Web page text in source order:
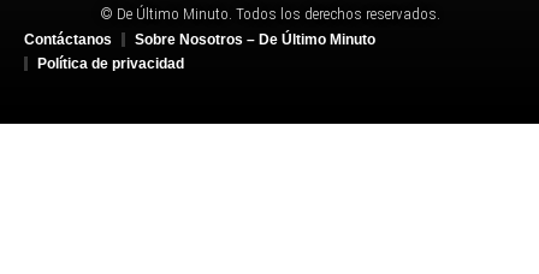
© De Último Minuto. Todos los derechos reservados.
Contáctanos
Sobre Nosotros – De Último Minuto
Política de privacidad